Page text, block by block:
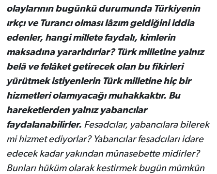
olaylarının bugünkü durumunda Türkiyenin
ırkçı ve Turancı olması lâzım geldiğini iddia
edenler, hangi millete faydalı, kimlerin
maksadına yararlıdırlar? Türk milletine yalnız
belâ ve felâket getirecek olan bu fikirleri
yürütmek istiyenlerin Türk milletine hiç bir
hizmetleri olamıyacağı muhakkaktır. Bu
hareketlerden yalnız yabancılar
faydalanabilirler. Fesadcılar, yabancılara bilerek
mi hizmet ediyorlar? Yabancılar fesadcıları idare
edecek kadar yakından münasebette midirler?
Bunları hüküm olarak kestirmek bugün mümkün